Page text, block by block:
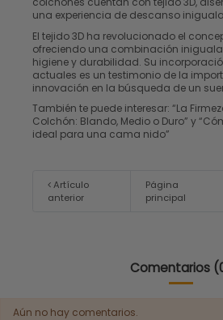
una experiencia de descanso
El tejido 3D ha revolucionado el
ofreciendo una combinación
higiene y durabilidad. Su
actuales es un testimonio de la
innovación en la búsqueda de un
También te puede interesar: “La
Colchón: Blando, Medio o Duro” y “
ideal para una cama nido”
Artículo
anterior
Página
principal
Comentarios
Aún no hay comentarios.